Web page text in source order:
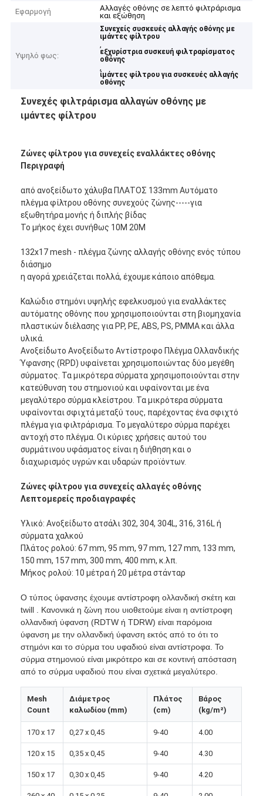
Αρχική Σελίδα
Προϊόντα
Σχετικά με εμάς
Γύρος εργοστασίων
Ποιοτικός έλεγχος
επαφή
Νέα
Μιλήστε τώρα.
Εφαρμογή
Αλλαγές οθόνης σε λεπτό φιλτράρισμα
και εξώθηση
Υψηλό φως:
Συνεχείς συσκευές αλλαγής οθόνης με
ιμάντες φίλτρου
,
εξχυρίστρια συσκευή φιλτραρίσματος
οθόνης
,
ίμάντες φίλτρου για συσκευές αλλαγής
οθόνης
Συνεχές φιλτράρισμα αλλαγών οθόνης με
ιμάντες φίλτρου
Ζώνες φίλτρου για συνεχείς εναλλάκτες οθόνης
Περιγραφή
από ανοξείδωτο χάλυβα ΠΛΑΤΟΣ 133mm Αυτόματο
πλέγμα φίλτρου οθόνης συνεχούς ζώνης-----για
εξωθητήρα μονής ή διπλής βίδας
Το μήκος έχει συνήθως 10M 20M
132x17 mesh - πλέγμα ζώνης αλλαγής οθόνης ενός τύπου
διάσημο
η αγορά χρειάζεται πολλά, έχουμε κάποιο απόθεμα.
Καλώδιο στημόνι υψηλής εφελκυσμού για εναλλάκτες
αυτόματης οθόνης που χρησιμοποιούνται στη βιομηχανία
πλαστικών διέλασης για PP, PE, ABS, PS, PMMA και άλλα
υλικά.
Ανοξείδωτο Ανοξείδωτο Αντίστροφο Πλέγμα Ολλανδικής
Ύφανσης (RPD) υφαίνεται χρησιμοποιώντας δύο μεγέθη
σύρματος. Τα μικρότερα σύρματα χρησιμοποιούνται στην
κατεύθυνση του στημονιού και υφαίνονται με ένα
μεγαλύτερο σύρμα κλείστρου. Τα μικρότερα σύρματα
υφαίνονται σφιχτά μεταξύ τους, παρέχοντας ένα σφιχτό
πλέγμα για φιλτράρισμα. Το μεγαλύτερο σύρμα παρέχει
αντοχή στο πλέγμα. Οι κύριες χρήσεις αυτού του
συρμάτινου υφάσματος είναι η διήθηση και ο
διαχωρισμός υγρών και υδαρών προϊόντων.
Ζώνες φίλτρου για συνεχείς αλλαγές οθόνης
Λεπτομερείς προδιαγραφές
Υλικό: Ανοξείδωτο ατσάλι 302, 304, 304L, 316, 316L ή
σύρματα χαλκού
Πλάτος ρολού: 67 mm, 95 mm, 97 mm, 127 mm, 133 mm,
150 mm, 157 mm, 300 mm, 400 mm, κ.λπ.
Μήκος ρολού: 10 μέτρα ή 20 μέτρα στάνταρ
Ο τύπος ύφανσης έχουμε αντίστροφη ολλανδική σκέτη και
twill . Κανονικά η ζώνη που υιοθετούμε είναι η αντίστροφη
ολλανδική ύφανση (RDTW ή TDRW) είναι παρόμοια
ύφανση με την ολλανδική ύφανση εκτός από το ότι το
στημόνι και το σύρμα του υφαδιού είναι αντίστροφα. Το
σύρμα στημονιού είναι μικρότερο και σε κοντινή απόσταση
από το σύρμα υφαδιού που είναι σχετικά μεγαλύτερο.
Mesh
Count
Διάμετρος
καλωδίου (mm)
Πλάτος
(cm)
Βάρος
(kg/m²)
170 x 17 0,27 x 0,45 9-40 4.00
120 x 15 0,35 x 0,45 9-40 4.30
150 x 17 0,30 x 0,45 9-40 4.20